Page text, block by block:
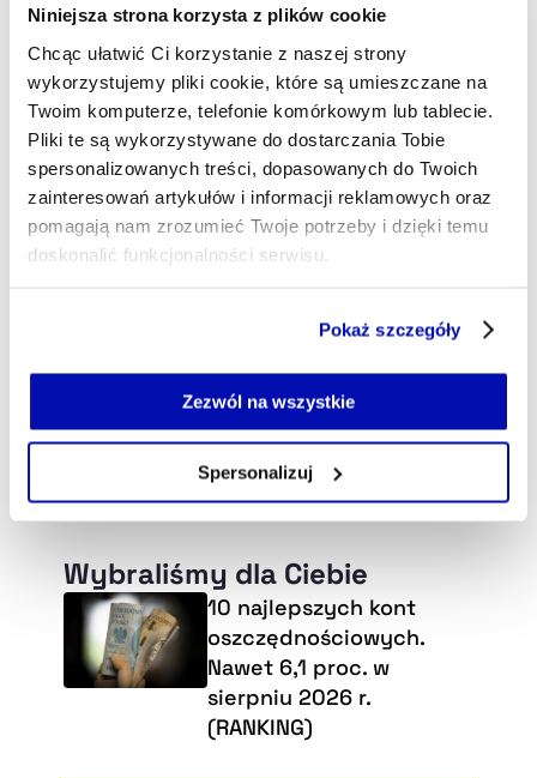
Niniejsza strona korzysta z plików cookie
Chcąc ułatwić Ci korzystanie z naszej strony
wykorzystujemy pliki cookie, które są umieszczane na
Twoim komputerze, telefonie komórkowym lub tablecie.
Pliki te są wykorzystywane do dostarczania Tobie
spersonalizowanych treści, dopasowanych do Twoich
zainteresowań artykułów i informacji reklamowych oraz
pomagają nam zrozumieć Twoje potrzeby i dzięki temu
doskonalić funkcjonalności serwisu.
Jeżeli nie wyrażasz zgody na zapisywanie plików cookie,
możesz łatwo zarządzać swoimi uprawnieniami, np. we
własnej przeglądarce internetowej lub po wybraniu opcji
Pokaż szczegóły
Zezwól na wszystkie
Spersonalizuj
Wybraliśmy dla Ciebie
10 najlepszych kont
oszczędnościowych.
Nawet 6,1 proc. w
sierpniu 2026 r.
(RANKING)
czytam książki, głównie reportaże, gdy mam więcej
barbara.oksinska@xyz.pl